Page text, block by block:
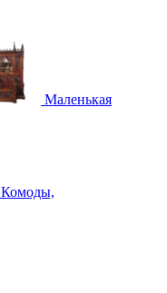
Маленькая
Комоды,